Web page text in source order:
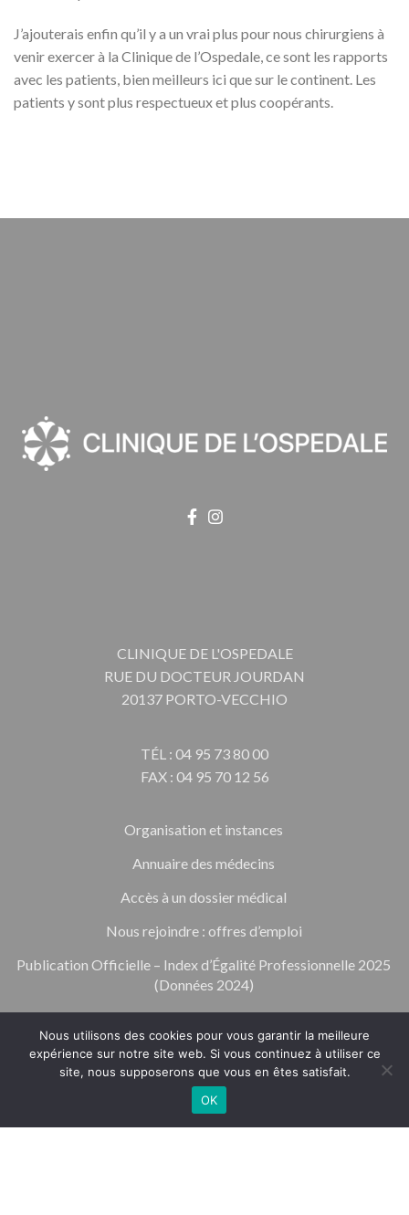
J’ajouterais enfin qu’il y a un vrai plus pour nous chirurgiens à
venir exercer à la Clinique de l’Ospedale, ce sont les rapports
avec les patients, bien meilleurs ici que sur le continent. Les
patients y sont plus respectueux et plus coopérants.
CLINIQUE DE L'OSPEDALE
RUE DU DOCTEUR JOURDAN
20137 PORTO-VECCHIO
TÉL : 04 95 73 80 00
FAX : 04 95 70 12 56
Organisation et instances
Annuaire des médecins
Accès à un dossier médical
Nous rejoindre : offres d’emploi
Publication Officielle – Index d’Égalité Professionnelle 2025
(Données 2024)
Espace professionnel de santé
Mentions légales
Politique de confidentialité et d’utilisation des données
personnelles
RENDEZ-VOUS
Nous utilisons des cookies pour vous garantir la meilleure
expérience sur notre site web. Si vous continuez à utiliser ce
site, nous supposerons que vous en êtes satisfait.
OK